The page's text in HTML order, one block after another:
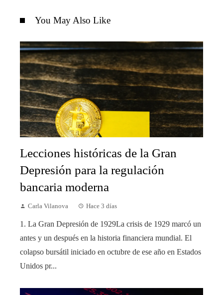
You May Also Like
Lecciones históricas de la Gran
Depresión para la regulación
bancaria moderna
Carla Vilanova Hace 3 días
1. La Gran Depresión de 1929La crisis de 1929 marcó un
antes y un después en la historia financiera mundial. El
colapso bursátil iniciado en octubre de ese año en Estados
Unidos pr...